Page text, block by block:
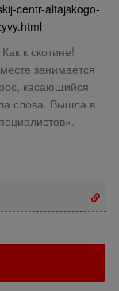
centr-altajskogo-
к скотине!
занимается
касающийся
слова. Вышла в